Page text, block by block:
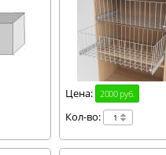
Цена: 2000 руб.
Кол-во: